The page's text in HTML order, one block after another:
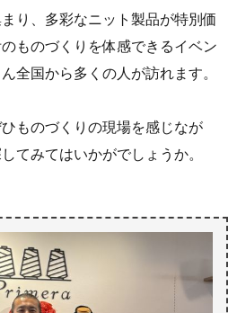
り、多彩なニット製品が特別価
ものづくりを体感できるイベン
全国から多くの人が訪れます。
ものづくりの現場を感じなが
てみてはいかがでしょうか。